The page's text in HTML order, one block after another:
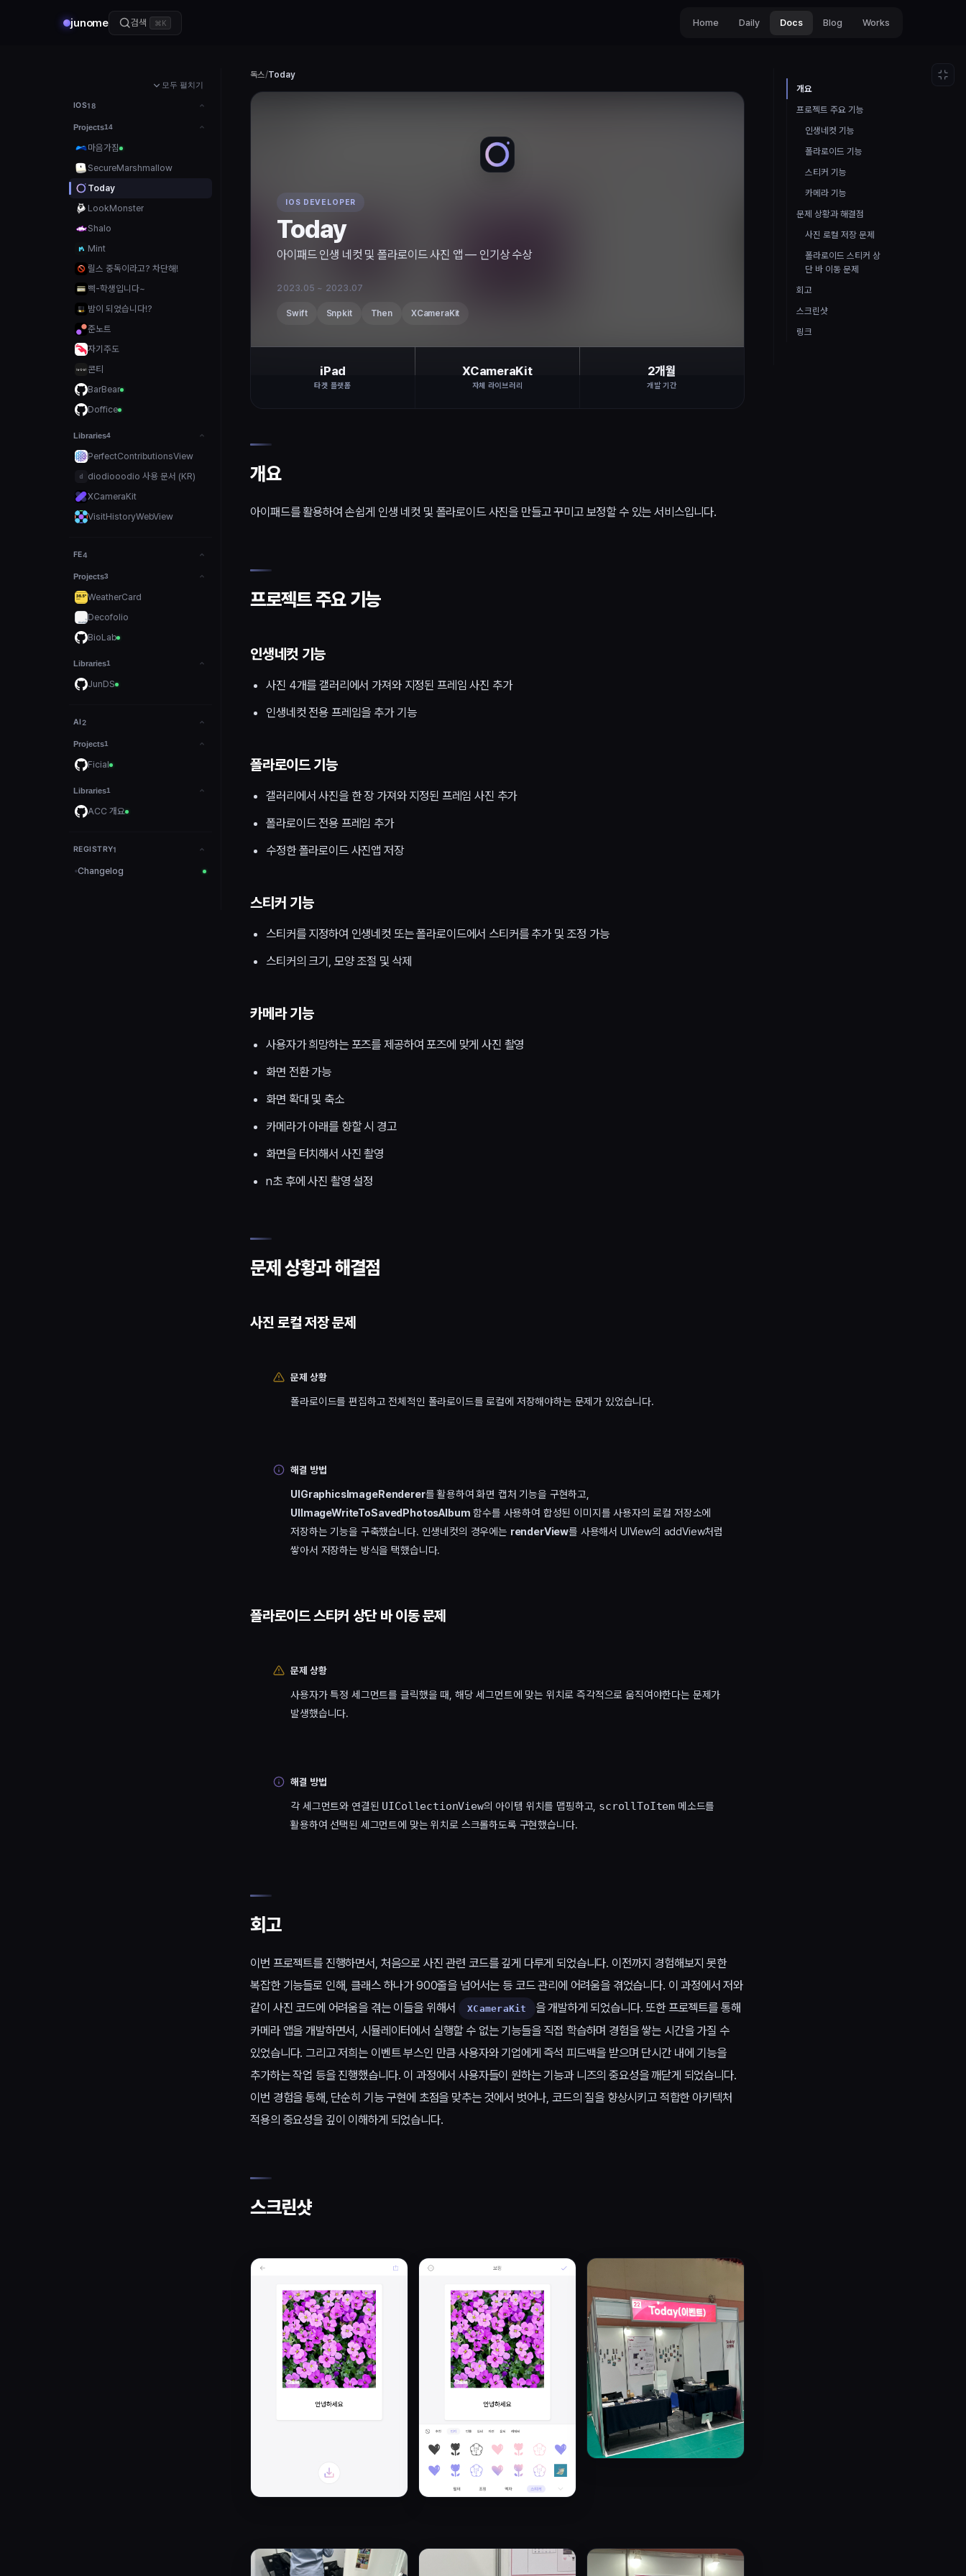
junome 검색 ⌘K Home Daily Docs Blog Works
모두 펼치기
IOS18
Projects14
마음가짐
SecureMarshmallow
Today
LookMonster
Shalo
Mint
릴스 중독이라고? 차단해!
삑-학생입니다~
밤이 되었습니다!?
준노트
자기주도
콘티
BarBear
Doffice
Libraries4
PerfectContributionsView
d
diodiooodio 사용 문서 (KR)
XCameraKit
VisitHistoryWebView
FE4
Projects3
WeatherCard
Decofolio
BioLab
Libraries1
JunDS
AI2
Projects1
Ficial
Libraries1
ACC 개요
REGISTRY1
Changelog
독스/Today
IOS DEVELOPER
Today
아이패드 인생 네컷 및 폴라로이드 사진 앱 — 인기상 수상
2023.05 ~ 2023.07
Swift Snpkit Then XCameraKit
iPad
타겟 플랫폼
XCameraKit
자체 라이브러리
2개월
개발 기간
개요
아이패드를 활용하여 손쉽게 인생 네컷 및 폴라로이드 사진을 만들고 꾸미고 보정할 수 있는 서비스입니다.
프로젝트 주요 기능
인생네컷 기능
사진 4개를 갤러리에서 가져와 지정된 프레임 사진 추가
인생네컷 전용 프레임을 추가 기능
폴라로이드 기능
갤러리에서 사진을 한 장 가져와 지정된 프레임 사진 추가
폴라로이드 전용 프레임 추가
수정한 폴라로이드 사진앱 저장
스티커 기능
스티커를 지정하여 인생네컷 또는 폴라로이드에서 스티커를 추가 및 조정 가능
스티커의 크기, 모양 조절 및 삭제
카메라 기능
사용자가 희망하는 포즈를 제공하여 포즈에 맞게 사진 촬영
화면 전환 가능
화면 확대 및 축소
카메라가 아래를 향할 시 경고
화면을 터치해서 사진 촬영
n초 후에 사진 촬영 설정
문제 상황과 해결점
사진 로컬 저장 문제
문제 상황
폴라로이드를 편집하고 전체적인 폴라로이드를 로컬에 저장해야하는 문제가 있었습니다.
해결 방법
UIGraphicsImageRenderer를 활용하여 화면 캡처 기능을 구현하고,
UIImageWriteToSavedPhotosAlbum 함수를 사용하여 합성된 이미지를 사용자의 로컬 저장소에
저장하는 기능을 구축했습니다. 인생네컷의 경우에는 renderView를 사용해서 UIView의 addView처럼
쌓아서 저장하는 방식을 택했습니다.
폴라로이드 스티커 상단 바 이동 문제
문제 상황
사용자가 특정 세그먼트를 클릭했을 때, 해당 세그먼트에 맞는 위치로 즉각적으로 움직여야한다는 문제가
발생했습니다.
해결 방법
각 세그먼트와 연결된 UICollectionView의 아이템 위치를 맵핑하고, scrollToItem 메소드를
활용하여 선택된 세그먼트에 맞는 위치로 스크롤하도록 구현했습니다.
회고
이번 프로젝트를 진행하면서, 처음으로 사진 관련 코드를 깊게 다루게 되었습니다. 이전까지 경험해보지 못한
복잡한 기능들로 인해, 클래스 하나가 900줄을 넘어서는 등 코드 관리에 어려움을 겪었습니다. 이 과정에서 저와
같이 사진 코드에 어려움을 겪는 이들을 위해서
XCameraKit
을 개발하게 되었습니다. 또한 프로젝트를 통해
카메라 앱을 개발하면서, 시뮬레이터에서 실행할 수 없는 기능들을 직접 학습하며 경험을 쌓는 시간을 가질 수
있었습니다. 그리고 저희는 이벤트 부스인 만큼 사용자와 기업에게 즉석 피드백을 받으며 단시간 내에 기능을
추가하는 작업 등을 진행했습니다. 이 과정에서 사용자들이 원하는 기능과 니즈의 중요성을 깨닫게 되었습니다.
이번 경험을 통해, 단순히 기능 구현에 초점을 맞추는 것에서 벗어나, 코드의 질을 향상시키고 적합한 아키텍처
적용의 중요성을 깊이 이해하게 되었습니다.
스크린샷
개요
프로젝트 주요 기능
인생네컷 기능
폴라로이드 기능
스티커 기능
카메라 기능
문제 상황과 해결점
사진 로컬 저장 문제
폴라로이드 스티커 상
단 바 이동 문제
회고
스크린샷
링크